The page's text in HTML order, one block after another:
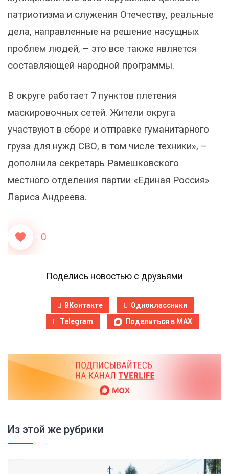
патриотизма и служения Отечеству, реальные
дела, направленные на решение насущных
проблем людей, – это все также является
составляющей народной программы.
В округе работает 7 пунктов плетения
маскировочных сетей. Жители округа
участвуют в сборе и отправке гуманитарного
груза для нужд СВО, в том числе техники», –
дополнила секретарь Рамешковского
местного отделения партии «Единая Россия»
Лариса Андреева.
0
Поделись новостью с друзьями
ВКонтакте
Одноклассники
Telegram
Поделиться в MAX
Из этой же рубрики